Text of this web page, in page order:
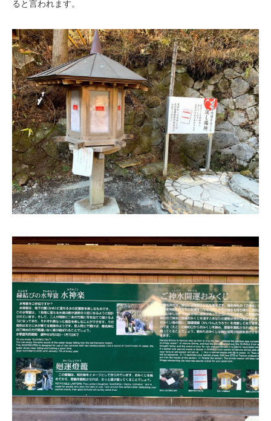
ると言われます。